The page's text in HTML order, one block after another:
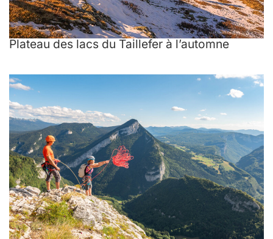
Plateau des lacs du Taillefer à l’automne